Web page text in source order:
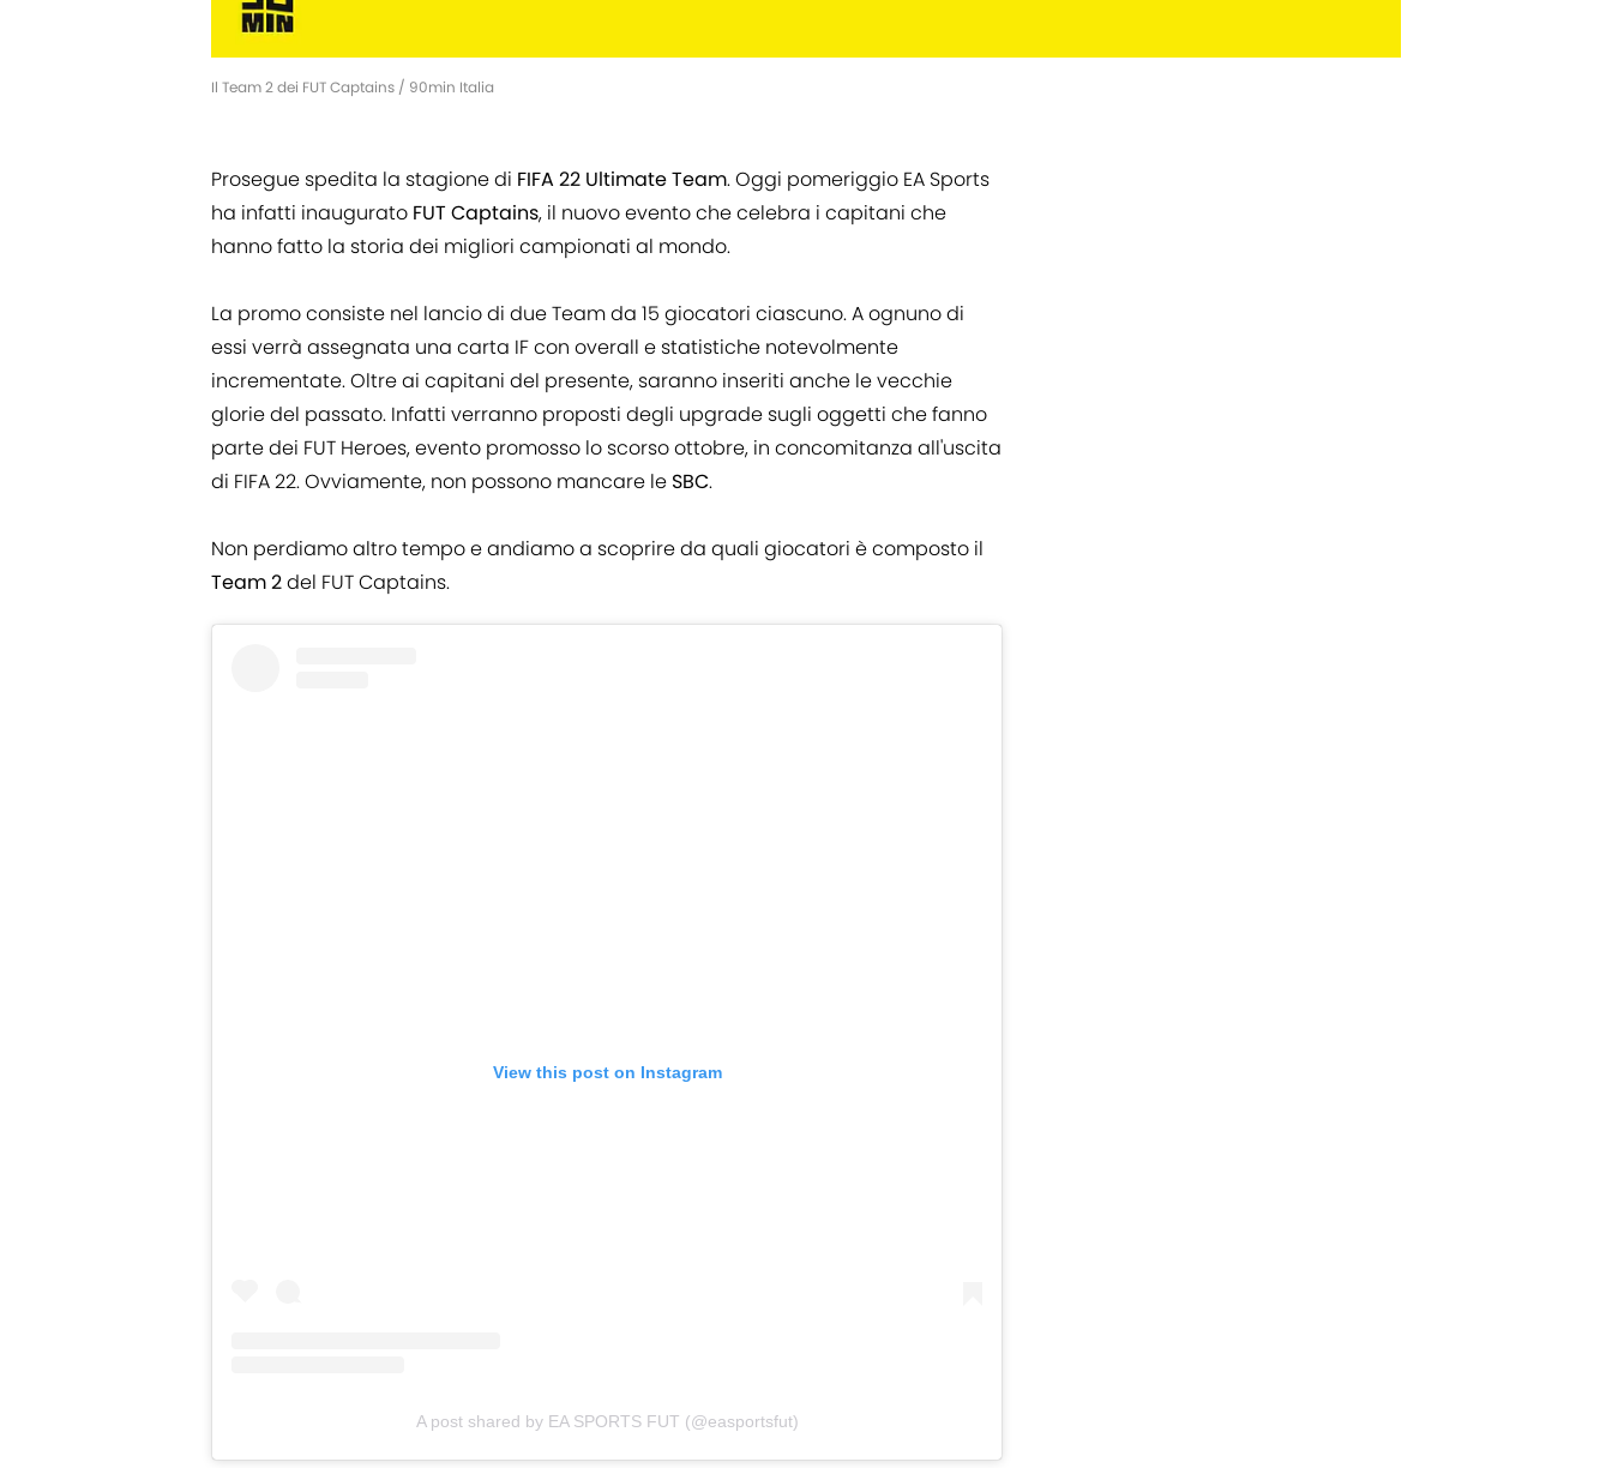
Il Team 2 dei FUT Captains / 90min Italia
Prosegue spedita la stagione di FIFA 22 Ultimate Team. Oggi pomeriggio EA Sports
ha infatti inaugurato FUT Captains, il nuovo evento che celebra i capitani che
hanno fatto la storia dei migliori campionati al mondo.
La promo consiste nel lancio di due Team da 15 giocatori ciascuno. A ognuno di
essi verrà assegnata una carta IF con overall e statistiche notevolmente
incrementate. Oltre ai capitani del presente, saranno inseriti anche le vecchie
glorie del passato. Infatti verranno proposti degli upgrade sugli oggetti che fanno
parte dei FUT Heroes, evento promosso lo scorso ottobre, in concomitanza all'uscita
di FIFA 22. Ovviamente, non possono mancare le SBC.
Non perdiamo altro tempo e andiamo a scoprire da quali giocatori è composto il
Team 2del FUT Captains.
View this post on Instagram
A post shared by EA SPORTS FUT (@easportsfut)